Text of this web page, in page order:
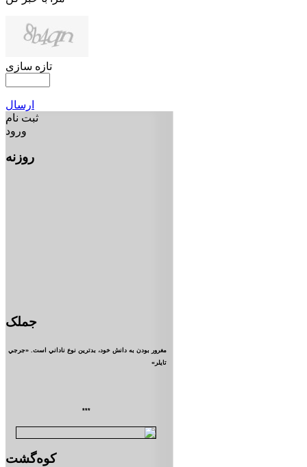
تازه سازی
ارسال
ثبت نام
ورود
روزنه
جملک
مغرور بودن به دانش خود، بدترين نوع ناداني است. «جرجي
تايلر»
***
کوه‌گشت